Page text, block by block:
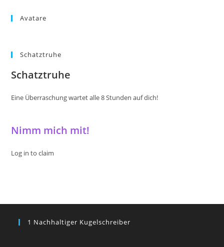
Avatare
Schatztruhe
Schatztruhe
Eine Überraschung wartet alle 8 Stunden auf dich!
Nimm mich mit!
Log in to claim
1 Nachhaltiger Kugelschreiber